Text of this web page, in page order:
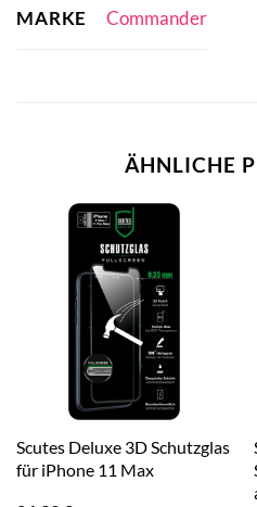
MARKE Commander
ÄHNLICHE
Scutes Deluxe 3D Schutzglas
für iPhone 11 Max